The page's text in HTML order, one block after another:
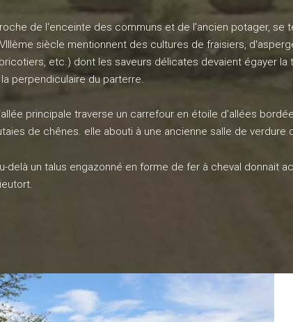
de l'enceinte des communs et de l'ancien potager, se
siècle mentionnent des cultures de fraisiers,
etc.) dont les saveurs délicates devaient égayer
la perpendiculaire du parterre.
principale traverse un carrefour en étoile d'allées
de chênes. elle abouti à une ancienne salle de verdure
delà un talus engazonné en forme de fer à cheval donnait